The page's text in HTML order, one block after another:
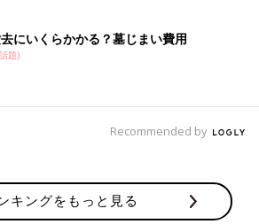
にいくらかかる？墓じまい費用
題)
Recommended by
キングをもっと見る